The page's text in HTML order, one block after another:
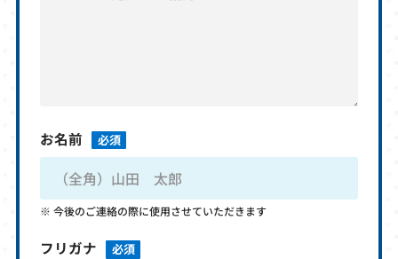
お名前 必須
今後のご連絡の際に使用させていただきます
フリガナ 必須